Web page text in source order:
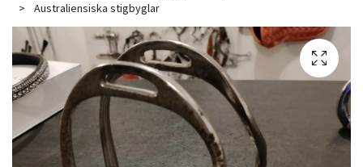
Australiensiska stigbyglar